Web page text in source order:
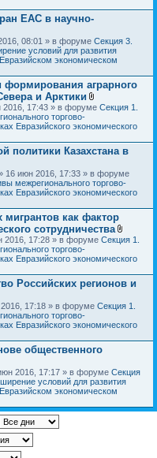
ЕАС в научно-
08:01 » в форуме Секция 3.
условий для развития
экономическом
формирования аграрного
и Арктики
В
о
е
н
я
2016, 17:43 » в форуме Секция 1.
торгово-
Евразийского экономического
политики Казахстана в
16 июн 2016, 17:33 » в форуме
межрегионального торгово-
Евразийского экономического
как фактор
сотрудничества
В
о
е
н
я
2016, 17:28 » в форуме Секция 1.
торгово-
Евразийского экономического
Российских регионов и
17:18 » в форуме Секция 1.
торгово-
Евразийского экономического
общественного
2016, 17:17 » в форуме Секция
условий для развития
экономическом